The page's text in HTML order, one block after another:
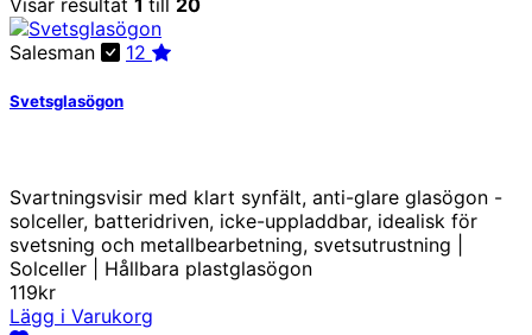
Visar resultat 1 till 20
Salesman
12
Svetsglasögon
Svartningsvisir med klart synfält, anti-glare glasögon -
solceller, batteridriven, icke-uppladdbar, idealisk för
svetsning och metallbearbetning, svetsutrustning |
Solceller | Hållbara plastglasögon
119kr
Lägg i Varukorg